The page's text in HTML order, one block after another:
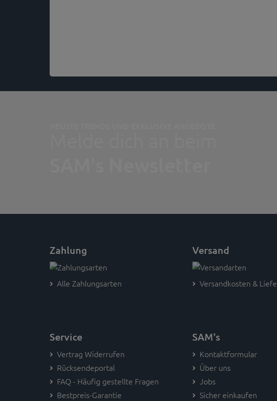
Zahlung
Alle Zahlungsarten
Versand
Versandkosten &
Service
Vertrag Widerrufen
Rücksendeportal
FAQ - Häufig gestellte Fragen
Bestpreis-Garantie
SAM's
Kontaktformular
Über uns
Jobs
Sicher einkaufen